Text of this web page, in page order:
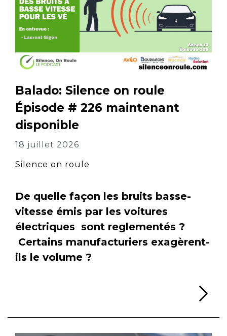
Balado: Silence on roule
Épisode # 226 maintenant
disponible
18 juillet 2026
Silence on roule
De quelle façon les bruits basse-
vitesse émis par les voitures
électriques sont reglementés ?
Certains manufacturiers exagèrent-
ils le volume ?